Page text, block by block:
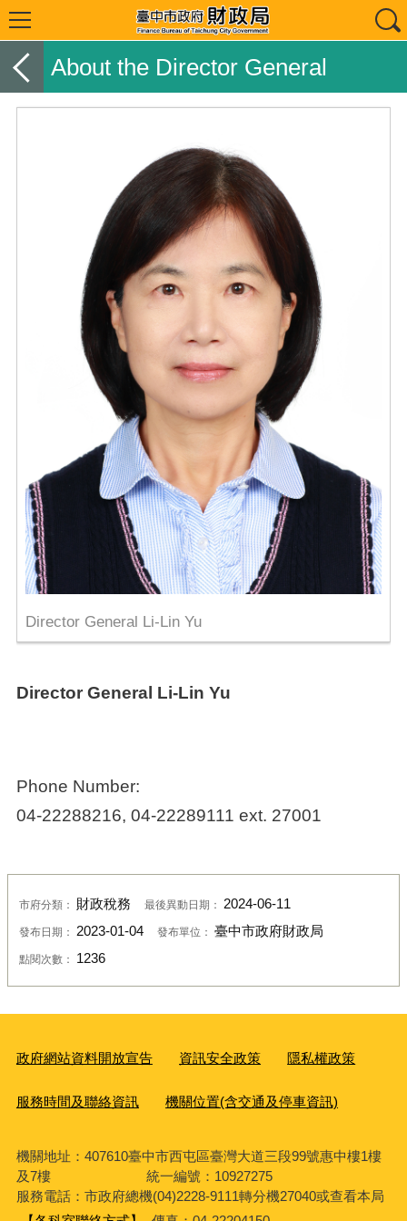
About the Director General
Director General Li-Lin Yu
Director General Li-Lin Yu
Phone Number:
04-22288216, 04-22289111 ext. 27001
市府分類： 財政稅務 最後異動日期： 2024-06-11
發布日期： 2023-01-04 發布單位： 臺中市政府財政局
點閱次數： 1236
政府網站資料開放宣告 資訊安全政策 隱私權政策
服務時間及聯絡資訊 機關位置(含交通及停車資訊)
機關地址：407610臺中市西屯區臺灣大道三段99號惠中樓1樓
及7樓 統一編號：10927275
服務電話：市政府總機(04)2228-9111轉分機27040或查看本局